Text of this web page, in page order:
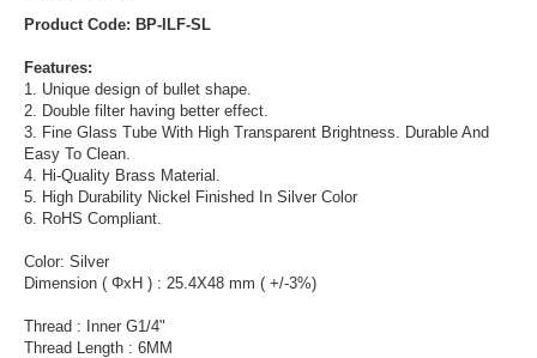
Product Code: BP-ILF-SL
Features:
1. Unique design of bullet shape.
2. Double filter having better effect.
3. Fine Glass Tube With High Transparent Brightness. Durable And
Easy To Clean.
4. Hi-Quality Brass Material.
5. High Durability Nickel Finished In Silver Color
6. RoHS Compliant.
Color: Silver
Dimension ( ΦxH ) : 25.4X48 mm ( +/-3%)
Thread : Inner G1/4"
Thread Length : 6MM